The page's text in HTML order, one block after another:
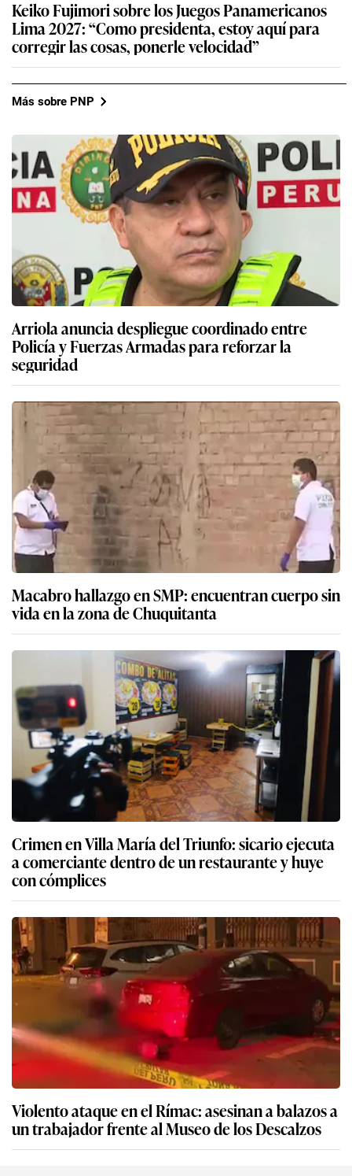
Keiko Fujimori sobre los Juegos Panamericanos
Lima 2027: “Como presidenta, estoy aquí para
corregir las cosas, ponerle velocidad”
Más sobre PNP
Arriola anuncia despliegue coordinado entre
Policía y Fuerzas Armadas para reforzar la
seguridad
Macabro hallazgo en SMP: encuentran cuerpo sin
vida en la zona de Chuquitanta
Crimen en Villa María del Triunfo: sicario ejecuta
a comerciante dentro de un restaurante y huye
con cómplices
Violento ataque en el Rímac: asesinan a balazos a
un trabajador frente al Museo de los Descalzos